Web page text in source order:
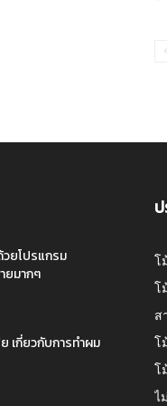
ยโปรแกรม
ยมากๆ
เกี่ยวกับการทำผม
โ
โ
ส
โ
โ
ไ